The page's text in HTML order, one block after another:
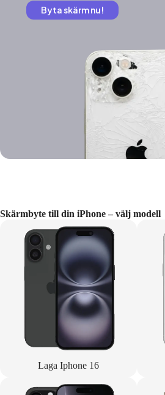
Byta skärm nu!
Skärmbyte till din iPhone – välj modell
Laga Iphone 16